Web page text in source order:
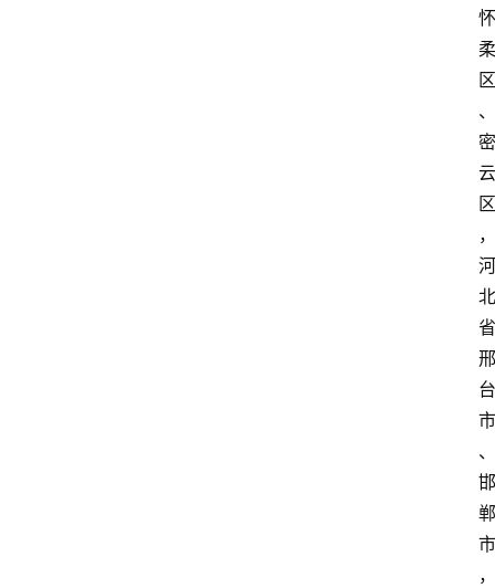
怀
柔
区
、
密
云
区
，
河
北
省
邢
台
市
、
邯
郸
市
，